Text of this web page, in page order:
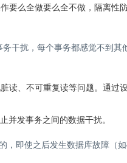
要么全做要么全不做，隔离性
干扰，每个事务都感觉不到其
读、不可重复读等问题。通过
并发事务之间的数据干扰。
，即使之后发生数据库故障（